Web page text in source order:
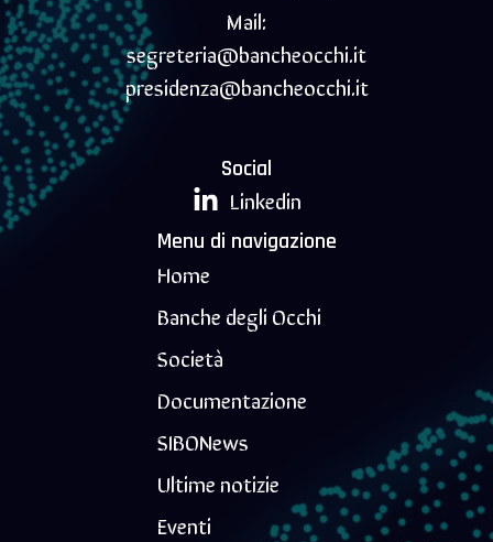
Mail:
segreteria@bancheocchi.it
presidenza@bancheocchi.it
Social
Linkedin
Menu di navigazione
Home
Banche degli Occhi
Società
Documentazione
SIBONews
Ultime notizie
Eventi